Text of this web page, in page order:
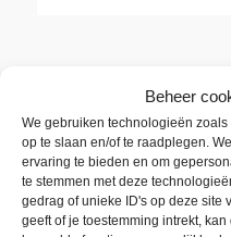
Beheer
We gebruiken technologieën
op te slaan en/of te raadplegen.
ervaring te bieden en om
te stemmen met deze
gedrag of unieke ID's op deze site
geeft of je toestemming intrekt,
Actie loopt van 18
2016